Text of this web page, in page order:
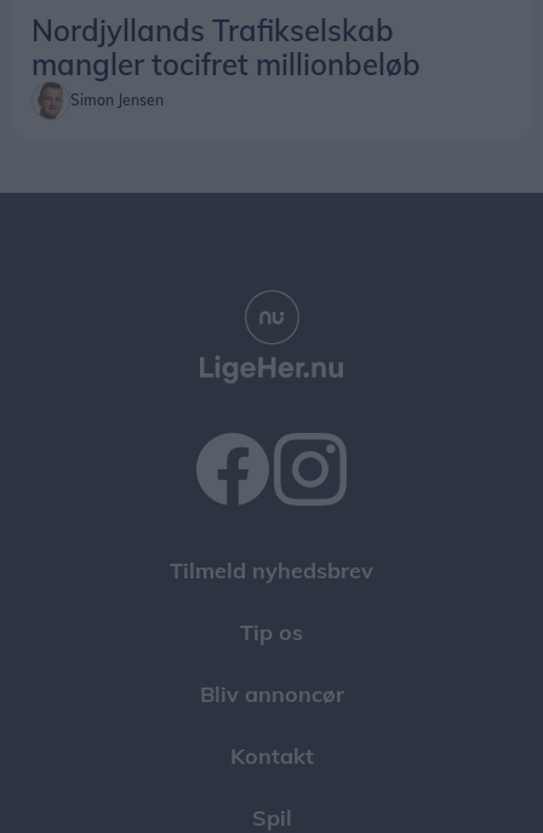
Nordjyllands Trafikselskab
mangler tocifret millionbeløb
Simon Jensen
Tilmeld nyhedsbrev
Tip os
Bliv annoncør
Kontakt
Spil